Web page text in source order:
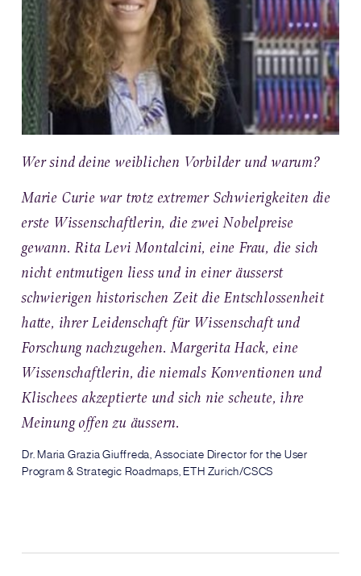
Wer sind deine weiblichen Vorbilder und warum?
Marie Curie war trotz extremer Schwierigkeiten die
erste Wissenschaftlerin, die zwei Nobelpreise
gewann. Rita Levi Montalcini, eine Frau, die sich
nicht entmutigen liess und in einer äusserst
schwierigen historischen Zeit die Entschlossenheit
hatte, ihrer Leidenschaft für Wissenschaft und
Forschung nachzugehen. Margerita Hack, eine
Wissenschaftlerin, die niemals Konventionen und
Klischees akzeptierte und sich nie scheute, ihre
Meinung offen zu äussern.
Dr. Maria Grazia Giuffreda, Associate Director for the User
Program & Strategic Roadmaps, ETH Zurich/CSCS